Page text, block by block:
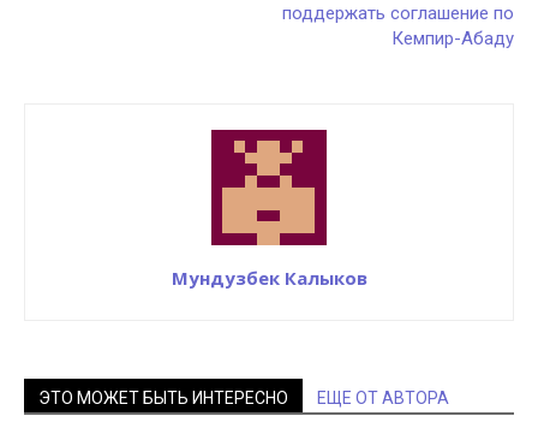
поддержать соглашение по
Кемпир-Абаду
Мундузбек Калыков
ЭТО МОЖЕТ БЫТЬ ИНТЕРЕСНО ЕЩЕ ОТ АВТОРА